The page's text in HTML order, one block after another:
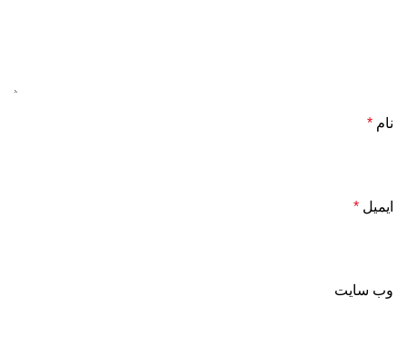
نام *
ایمیل *
وب‌ سایت